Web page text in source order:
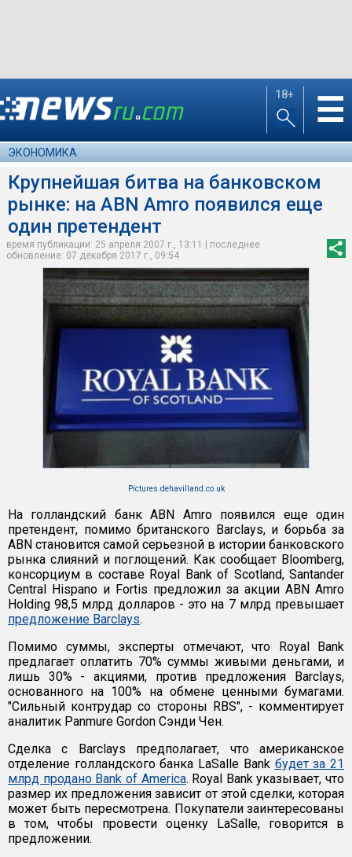
18+ ☰
ЭКОНОМИКА
Крупнейшая битва на банковском
рынке: на ABN Amro появился еще
один претендент
время публикации: 25 апреля 2007 г., 13:11 | последнее
обновление: 07 декабря 2017 г., 09:54
Pictures.dehavilland.co.uk
На голландский банк ABN Amro появился еще один
претендент, помимо британского Barclays, и борьба за
ABN становится самой серьезной в истории банковского
рынка слияний и поглощений. Как сообщает Bloomberg,
консорциум в составе Royal Bank of Scotland, Santander
Central Hispano и Fortis предложил за акции ABN Amro
Holding 98,5 млрд долларов - это на 7 млрд превышает
предложение Barclays.
Помимо суммы, эксперты отмечают, что Royal Bank
предлагает оплатить 70% суммы живыми деньгами, и
лишь 30% - акциями, против предложения Barclays,
основанного на 100% на обмене ценными бумагами.
"Сильный контрудар со стороны RBS", - комментирует
аналитик Panmure Gordon Сэнди Чен.
Сделка с Barclays предполагает, что американское
отделение голландского банка LaSalle Bank будет за 21
млрд продано Bank of America. Royal Bank указывает, что
размер их предложения зависит от этой сделки, которая
может быть пересмотрена. Покупатели заинтересованы
в том, чтобы провести оценку LaSalle, говорится в
предложении.